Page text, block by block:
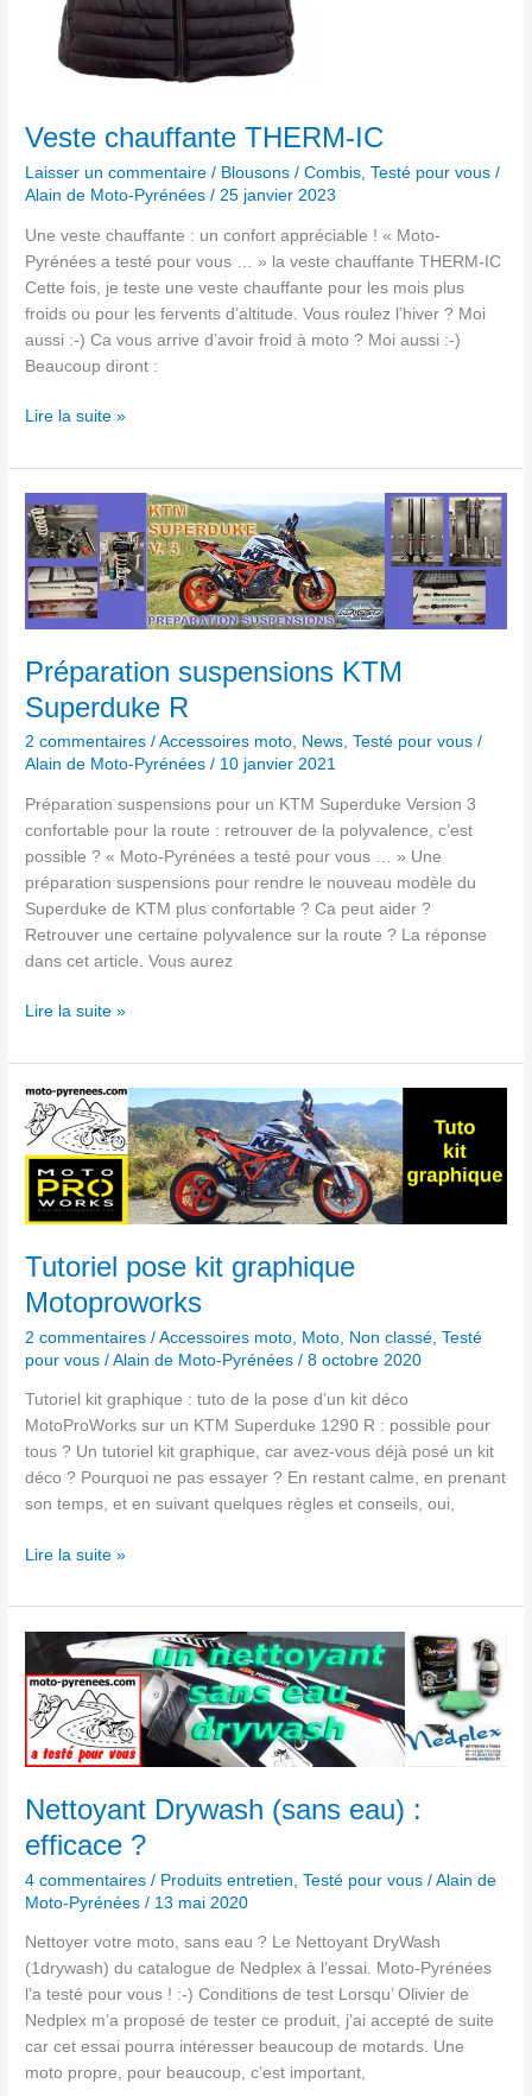
Veste chauffante THERM-IC
Laisser un commentaire / Blousons / Combis,Testé pour vous /
Alain de Moto-Pyrénées/25 janvier 2023
Une veste chauffante : un confort appréciable ! « Moto-
Pyrénées a testé pour vous … » la veste chauffante THERM-IC
Cette fois, je teste une veste chauffante pour les mois plus
froids ou pour les fervents d’altitude. Vous roulez l’hiver ? Moi
aussi :-) Ca vous arrive d’avoir froid à moto ? Moi aussi :-)
Beaucoup diront :
Lire la suite »
Préparation suspensions KTM
Superduke R
2 commentaires /Accessoires moto, News,Testé pour vous /
Alain de Moto-Pyrénées/ 10 janvier 2021
Préparation suspensions pour un KTM Superduke Version 3
confortable pour la route : retrouver de la polyvalence, c’est
possible ? « Moto-Pyrénées a testé pour vous … » Une
préparation suspensions pour rendre le nouveau modèle du
Superduke de KTM plus confortable ? Ca peut aider ?
Retrouver une certaine polyvalence sur la route ? La réponse
dans cet article. Vous aurez
Préparation
suspensions
KTM
Superduke
R
Lire la suite »
Tutoriel pose kit graphique
Motoproworks
2 commentaires /Accessoires moto Moto Non classé ,Testé
pour vous /Alain de Moto-Pyrénées/8 octobre 2020
Tutoriel kit graphique : tuto de la pose d’un kit déco
MotoProWorks sur un KTM Superduke 1290 R : possible pour
tous ? Un tutoriel kit graphique, car avez-vous déjà posé un kit
déco ? Pourquoi ne pas essayer ? En restant calme, en prenant
son temps, et en suivant quelques règles et conseils, oui,
Tutoriel
pose
kit
graphique
Motoproworks
Lire la suite »
Nettoyant Drywash (sans eau) :
efficace ?
4 commentaires / Produits entretien ,Testé pour vous /Alain de
Moto-Pyrénées/ 13 mai 2020
Nettoyer votre moto, sans eau ? Le Nettoyant DryWash
(1drywash) du catalogue de Nedplex à l’essai. Moto-Pyrénées
l’a testé pour vous ! :-) Conditions de test Lorsqu’ Olivier de
Nedplex m’a proposé de tester ce produit, j’ai accepté de suite
car cet essai pourra intéresser beaucoup de motards. Une
moto propre, pour beaucoup, c’est important,
Nettoyant
Drywash (sans
eau)
:
efficace ?